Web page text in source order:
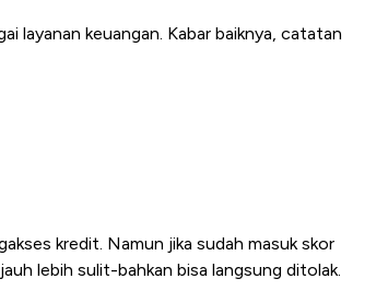
layanan keuangan. Kabar baiknya, catatan
kredit. Namun jika sudah masuk skor
lebih sulit-bahkan bisa langsung ditolak.